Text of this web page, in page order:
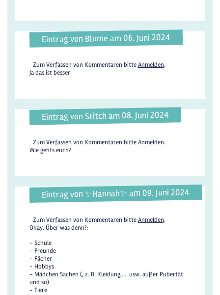
Eintrag von Blume am 06. Juni 2024
Zum Verfassen von Kommentaren bitteAnmelden.
Ja das ist besser
Eintrag von Stitch am 08. Juni 2024
Zum Verfassen von Kommentaren bitteAnmelden.
Wie gehts euch?
Eintrag von ✨️Hannah✨️ am 09. Juni 2024
Zum Verfassen von Kommentaren bitteAnmelden.
Okay. Über was denn?:
- Schule
- Freunde
- Fächer
- Hobbys
- Mädchen Sachen (, z. B. Kleidung,.... usw. außer Pubertät
und so)
- Tiere